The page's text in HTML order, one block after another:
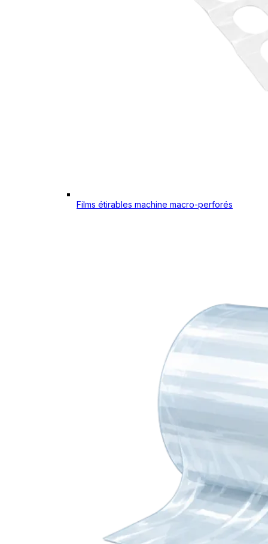
Films étirables machine macro-perforés